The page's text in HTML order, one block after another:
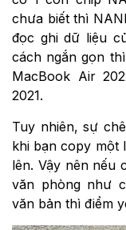
chưa biết thì
đọc ghi dữ liệu
cách ngắn gọn
MacBook Air
2021.
Tuy nhiên, sự
khi bạn copy một
lên. Vậy nên nếu
văn phòng như
văn bản thì điểm